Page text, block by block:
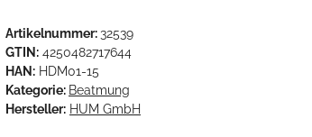
Artikelnummer:32539
GTIN: 4250482717644
HAN: HDM01-15
Kategorie: Beatmung
Hersteller: HUM GmbH